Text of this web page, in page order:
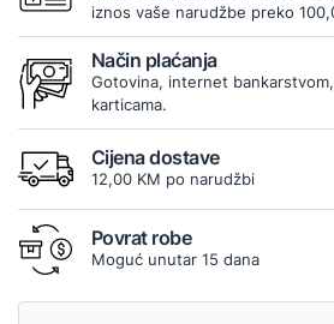
iznos vaše narudžbe preko
Način plaćanja
Gotovina, internet
karticama.
Cijena dostave
12,00 KM po narudžbi
Povrat robe
Moguć unutar 15 dana